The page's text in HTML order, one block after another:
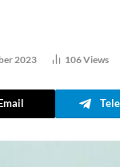
2023 106Views